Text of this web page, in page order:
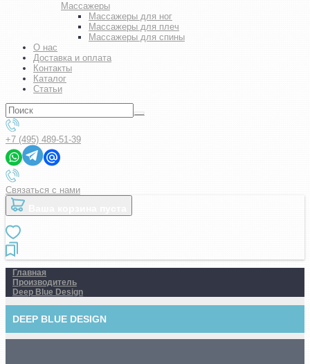
Массажеры
Массажеры для ног
Массажеры для плеч
Массажеры для спины
О нас
Доставка и оплата
Контакты
Каталог
Статьи
+7 (495) 489-51-39
Связаться с нами
Главная
Производитель
Deep Blue Design
DEEP BLUE DESIGN